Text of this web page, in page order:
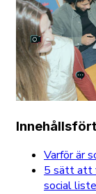
Varför är
5 sätt att
social